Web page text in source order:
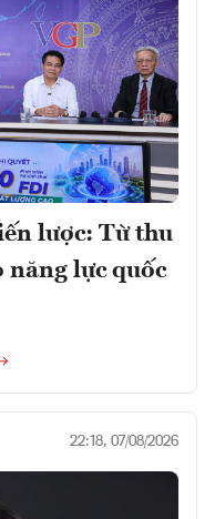
lược: Từ thu
lực quốc
22:18, 07/08/2026